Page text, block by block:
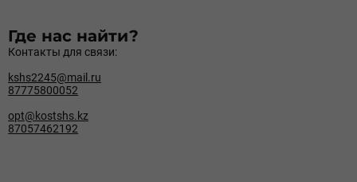
Где нас найти?
Контакты для связи:
kshs2245@mail.ru
87775800052
opt@kostshs.kz
87057462192